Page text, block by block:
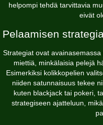
helpompi tehdä tarvittavia
eivät
Pelaamisen
Strategiat ovat
miettiä, minkälaisia pelejä
Esimerkiksi kolikkopelien
niiden satunnaisuus tekee
kuten blackjack tai pokeri,
strategiseen ajatteluun,